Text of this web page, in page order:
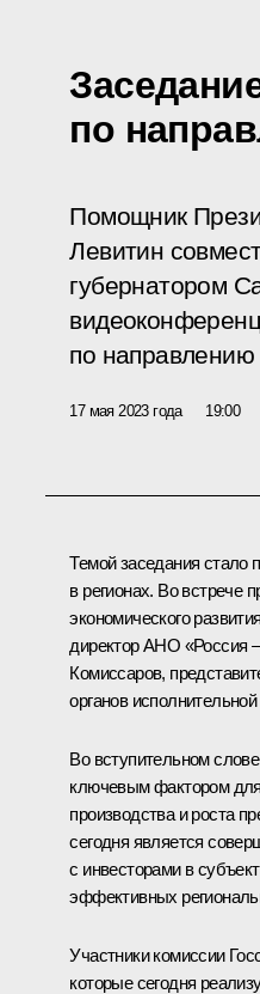
по
Помощник
Левитин
губернатором
по
17 мая 2023 года 19:00
Темой заседания стало
в регионах. Во встрече
экономического
директор АНО «Россия
Комиссаров,
органов
Во вступительном слове
ключевым фактором
производства и роста
сегодня является
с инвесторами в
эффективных
Участники комиссии
которые сегодня